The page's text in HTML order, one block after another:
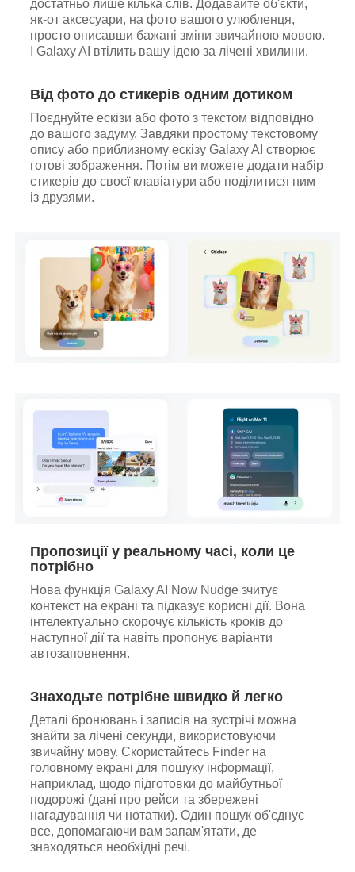
достатньо лише кілька слів. Додавайте об'єкти,
як-от аксесуари, на фото вашого улюбленця,
просто описавши бажані зміни звичайною мовою.
І Galaxy AI втілить вашу ідею за лічені хвилини.
Від фото до стикерів одним дотиком
Поєднуйте ескізи або фото з текстом відповідно
до вашого задуму. Завдяки простому текстовому
опису або приблизному ескізу Galaxy AI створює
готові зображення. Потім ви можете додати набір
стикерів до своєї клавіатури або поділитися ним
із друзями.
Пропозиції у реальному часі, коли це
потрібно
Нова функція Galaxy AI Now Nudge зчитує
контекст на екрані та підказує корисні дії. Вона
інтелектуально скорочує кількість кроків до
наступної дії та навіть пропонує варіанти
автозаповнення.
Знаходьте потрібне швидко й легко
Деталі бронювань і записів на зустрічі можна
знайти за лічені секунди, використовуючи
звичайну мову. Скористайтесь Finder на
головному екрані для пошуку інформації,
наприклад, щодо підготовки до майбутньої
подорожі (дані про рейси та збережені
нагадування чи нотатки). Один пошук об'єднує
все, допомагаючи вам запам'ятати, де
знаходяться необхідні речі.